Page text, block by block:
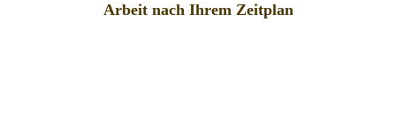
Arbeit nach Ihrem Zeitplan